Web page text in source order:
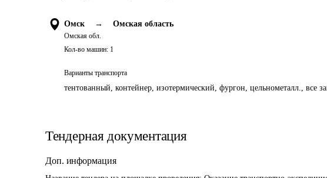
Омск →
Омская обл.
Омская область
Кол-во машин: 1
Варианты транспорта
тентованный, контейнер, изотермический, фургон, цельнометалл., все
Тендерная документация
Доп. информация